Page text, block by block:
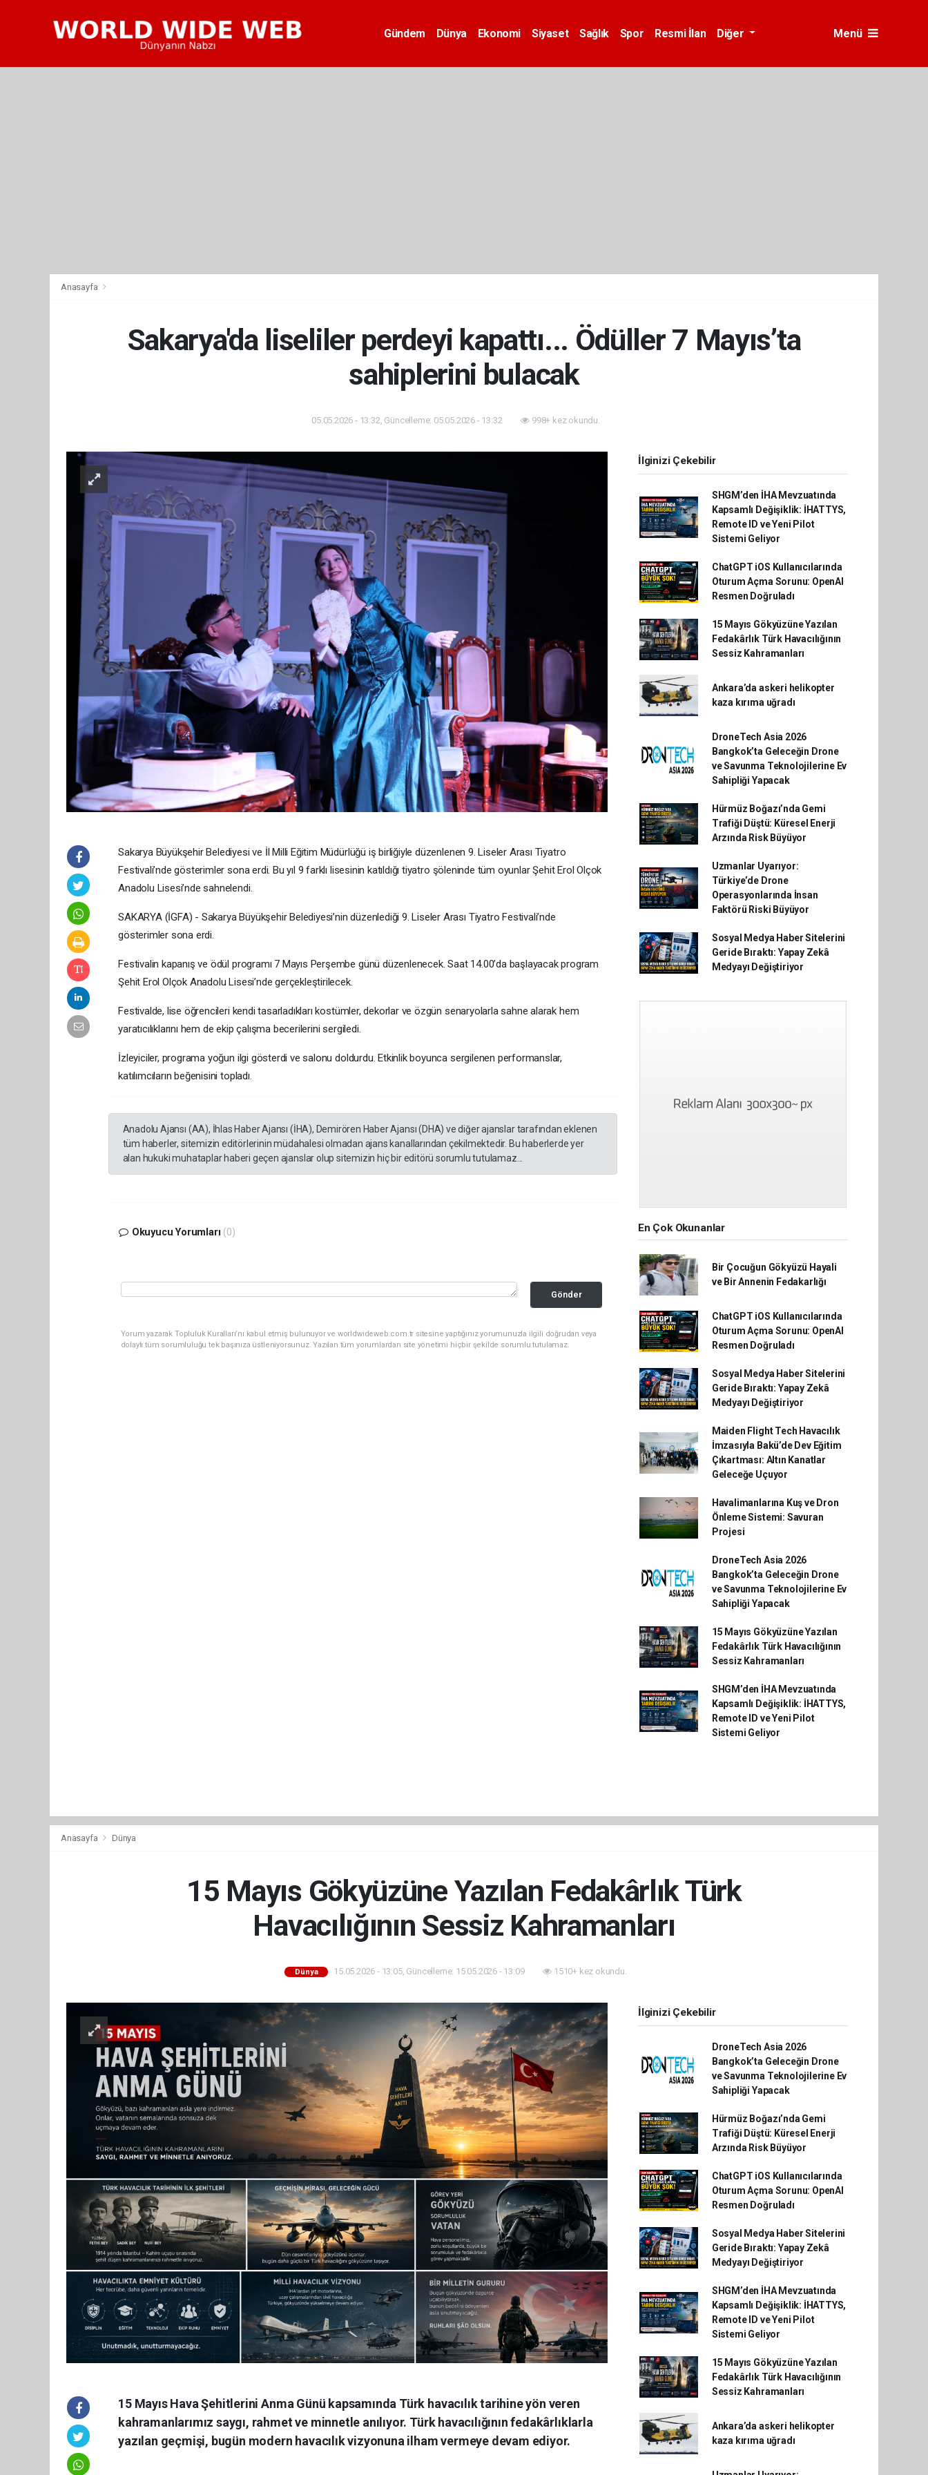
Gündem Dünya Ekonomi Siyaset Sağlık Spor Resmi İlan Diğer Menü
Anasayfa
Sakarya'da liseliler perdeyi kapattı... Ödüller 7 Mayıs’ta
sahiplerini bulacak
05.05.2026 - 13:32, Güncelleme: 05.05.2026 - 13:32 998+ kez okundu.
Sakarya Büyükşehir Belediyesi ve İl Milli Eğitim Müdürlüğü iş birliğiyle düzenlenen 9. Liseler Arası Tiyatro
Festivali’nde gösterimler sona erdi. Bu yıl 9 farklı lisesinin katıldığı tiyatro şöleninde tüm oyunlar Şehit Erol Olçok
Anadolu Lisesi’nde sahnelendi.
SAKARYA (İGFA) - Sakarya Büyükşehir Belediyesi’nin düzenlediği 9. Liseler Arası Tiyatro Festivali’nde
gösterimler sona erdi.
Festivalin kapanış ve ödül programı 7 Mayıs Perşembe günü düzenlenecek. Saat 14.00’da başlayacak program
Şehit Erol Olçok Anadolu Lisesi’nde gerçekleştirilecek.
Festivalde, lise öğrencileri kendi tasarladıkları kostümler, dekorlar ve özgün senaryolarla sahne alarak hem
yaratıcılıklarını hem de ekip çalışma becerilerini sergiledi.
İzleyiciler, programa yoğun ilgi gösterdi ve salonu doldurdu. Etkinlik boyunca sergilenen performanslar,
katılımcıların beğenisini topladı.
Anadolu Ajansı (AA), İhlas Haber Ajansı (İHA), Demirören Haber Ajansı (DHA) ve diğer ajanslar tarafından eklenen
tüm haberler, sitemizin editörlerinin müdahalesi olmadan ajans kanallarından çekilmektedir. Bu haberlerde yer
alan hukuki muhataplar haberi geçen ajanslar olup sitemizin hiç bir editörü sorumlu tutulamaz...
Okuyucu Yorumları (0)
Gönder
Yorum yazarak Topluluk Kuralları’nı kabul etmiş bulunuyor ve worldwideweb.com.tr sitesine yaptığınız yorumunuzla ilgili doğrudan veya
dolaylı tüm sorumluluğu tek başınıza üstleniyorsunuz. Yazılan tüm yorumlardan site yönetimi hiçbir şekilde sorumlu tutulamaz.
İlginizi Çekebilir
SHGM’den İHA Mevzuatında
Kapsamlı Değişiklik: İHATTYS,
Remote ID ve Yeni Pilot
Sistemi Geliyor
ChatGPT iOS Kullanıcılarında
Oturum Açma Sorunu: OpenAI
Resmen Doğruladı
15 Mayıs Gökyüzüne Yazılan
Fedakârlık Türk Havacılığının
Sessiz Kahramanları
Ankara’da askeri helikopter
kaza kırıma uğradı
DroneTech Asia 2026
Bangkok’ta Geleceğin Drone
ve Savunma Teknolojilerine Ev
Sahipliği Yapacak
Hürmüz Boğazı’nda Gemi
Trafiği Düştü: Küresel Enerji
Arzında Risk Büyüyor
Uzmanlar Uyarıyor:
Türkiye’de Drone
Operasyonlarında İnsan
Faktörü Riski Büyüyor
Sosyal Medya Haber Sitelerini
Geride Bıraktı: Yapay Zekâ
Medyayı Değiştiriyor
En Çok Okunanlar
Bir Çocuğun Gökyüzü Hayali
ve Bir Annenin Fedakarlığı
ChatGPT iOS Kullanıcılarında
Oturum Açma Sorunu: OpenAI
Resmen Doğruladı
Sosyal Medya Haber Sitelerini
Geride Bıraktı: Yapay Zekâ
Medyayı Değiştiriyor
Maiden Flight Tech Havacılık
İmzasıyla Bakü’de Dev Eğitim
Çıkartması: Altın Kanatlar
Geleceğe Uçuyor
Havalimanlarına Kuş ve Dron
Önleme Sistemi: Savuran
Projesi
DroneTech Asia 2026
Bangkok’ta Geleceğin Drone
ve Savunma Teknolojilerine Ev
Sahipliği Yapacak
15 Mayıs Gökyüzüne Yazılan
Fedakârlık Türk Havacılığının
Sessiz Kahramanları
SHGM’den İHA Mevzuatında
Kapsamlı Değişiklik: İHATTYS,
Remote ID ve Yeni Pilot
Sistemi Geliyor
Anasayfa Dünya
15 Mayıs Gökyüzüne Yazılan Fedakârlık Türk
Havacılığının Sessiz Kahramanları
Dünya 15.05.2026 - 13:05, Güncelleme: 15.05.2026 - 13:09 1510+ kez okundu.
15 Mayıs Hava Şehitlerini Anma Günü kapsamında Türk havacılık tarihine yön veren
kahramanlarımız saygı, rahmet ve minnetle anılıyor. Türk havacılığının fedakârlıklarla
yazılan geçmişi, bugün modern havacılık vizyonuna ilham vermeye devam ediyor.
İlginizi Çekebilir
DroneTech Asia 2026
Bangkok’ta Geleceğin Drone
ve Savunma Teknolojilerine Ev
Sahipliği Yapacak
Hürmüz Boğazı’nda Gemi
Trafiği Düştü: Küresel Enerji
Arzında Risk Büyüyor
ChatGPT iOS Kullanıcılarında
Oturum Açma Sorunu: OpenAI
Resmen Doğruladı
Sosyal Medya Haber Sitelerini
Geride Bıraktı: Yapay Zekâ
Medyayı Değiştiriyor
SHGM’den İHA Mevzuatında
Kapsamlı Değişiklik: İHATTYS,
Remote ID ve Yeni Pilot
Sistemi Geliyor
15 Mayıs Gökyüzüne Yazılan
Fedakârlık Türk Havacılığının
Sessiz Kahramanları
Ankara’da askeri helikopter
kaza kırıma uğradı